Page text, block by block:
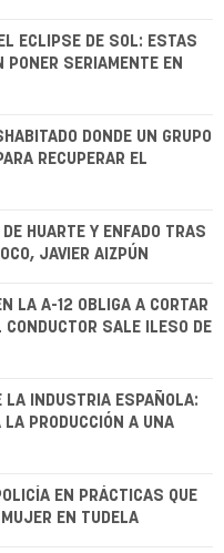
ECLIPSE DE SOL: ESTAS
PONER SERIAMENTE EN
DONDE UN GRUPO
RECUPERAR EL
HUARTE Y ENFADO TRAS
JAVIER AIZPÚN
LA A-12 OBLIGA A CORTAR
SALE ILESO DE
LA INDUSTRIA ESPAÑOLA:
PRODUCCIÓN A UNA
EN PRÁCTICAS QUE
EN TUDELA